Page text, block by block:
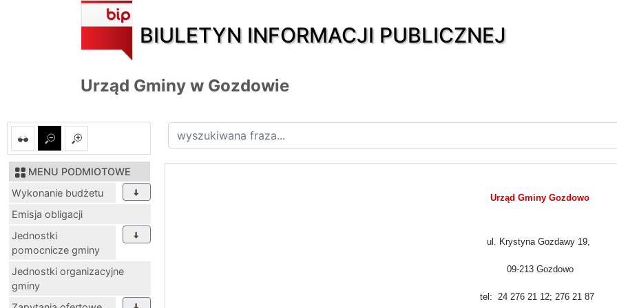
BIULETYN INFORMACJI PUBLICZNEJ
Urząd Gminy w Gozdowie
MENU PODMIOTOWE
Wykonanie budżetu
Emisja obligacji
Jednostki
pomocnicze gminy
Jednostki organizacyjne
gminy
Urząd Gminy Gozdowo
ul. Krystyna Gozdawy 19,
09-213 Gozdowo
tel: 24 276 21 12; 276 21 87